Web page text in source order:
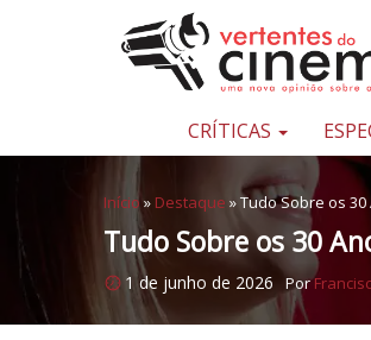
Pular para o conteúdo
Uma
sobre
sétima
arte
CRÍTICAS
Início » Destaque »Tudo Sobre os 30
Tudo Sobre os 30
1 de junho de 2026 Por